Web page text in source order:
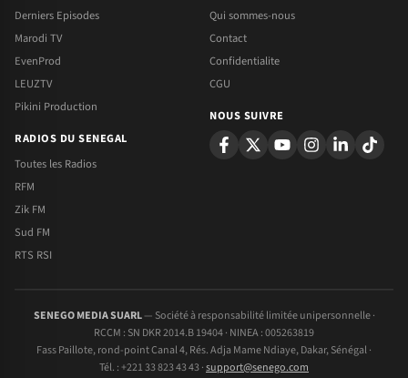
Derniers Episodes
Marodi TV
EvenProd
LEUZTV
Pikini Production
RADIOS DU SENEGAL
Toutes les Radios
RFM
Zik FM
Sud FM
RTS RSI
Qui sommes-nous
Contact
Confidentialite
CGU
NOUS SUIVRE
SENEGO MEDIA SUARL— Société à responsabilité limitée unipersonnelle ·
RCCM : SN DKR 2014.B 19404 · NINEA : 005263819
Fass Paillote, rond-point Canal 4, Rés. Adja Mame Ndiaye, Dakar, Sénégal ·
Tél. : +221 33 823 43 43 ·support@senego.com